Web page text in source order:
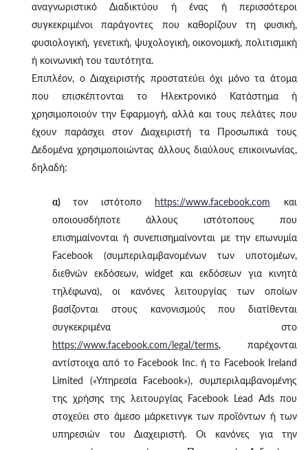
αναγνωριστικό Διαδικτύου ή ένας ή περισσότεροι
συγκεκριμένοι παράγοντες που καθορίζουν τη φυσική,
φυσιολογική, γενετική, ψυχολογική, οικονομική, πολιτισμική
ή κοινωνική του ταυτότητα.
Επιπλέον, ο Διαχειριστής προστατεύει όχι μόνο τα άτομα
που επισκέπτονται το Ηλεκτρονικό Κατάστημα ή
χρησιμοποιούν την Εφαρμογή, αλλά και τους πελάτες που
έχουν παράσχει στον Διαχειριστή τα Προσωπικά τους
Δεδομένα χρησιμοποιώντας άλλους διαύλους επικοινωνίας,
δηλαδή:
α) τον ιστότοπο https://www.facebook.com και
οποιουσδήποτε άλλους ιστότοπους που
επισημαίνονται ή συνεπισημαίνονται με την επωνυμία
Facebook (συμπεριλαμβανομένων των υποτομέων,
διεθνών εκδόσεων, widget και εκδόσεων για κινητά
τηλέφωνα), οι κανόνες λειτουργίας των οποίων
βασίζονται στους κανονισμούς που διατίθενται
συγκεκριμένα στο
https://www.facebook.com/legal/terms, παρέχονται
αντίστοιχα από το Facebook Inc. ή το Facebook Ireland
Limited («Υπηρεσία Facebook»), συμπεριλαμβανομένης
της χρήσης της λειτουργίας Facebook Lead Ads που
στοχεύει στο άμεσο μάρκετινγκ των προϊόντων ή των
υπηρεσιών του Διαχειριστή. Οι κανόνες για την